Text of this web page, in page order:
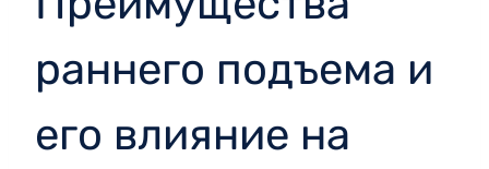
раннего подъема и
его влияние на